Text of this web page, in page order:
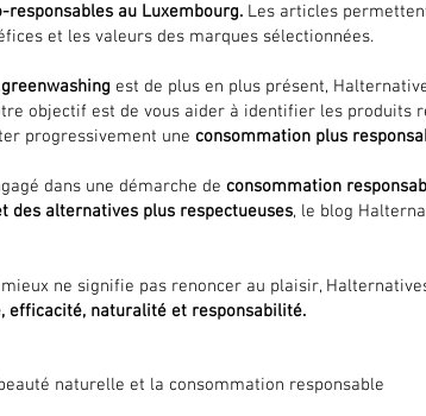
au Luxembourg. Les articles
et les valeurs des marques sélectionnées.
greenwashing est de plus en plus présent,
objectif est de vous aider à identifier les produits
progressivement une consommation plus
dans une démarche de consommation
des alternatives plus respectueuses, le blog
ne signifie pas renoncer au plaisir,
efficacité, naturalité et responsabilité.
naturelle et la consommation responsable